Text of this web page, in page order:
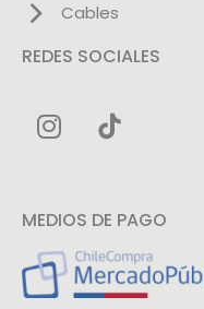
Cables
REDES SOCIALES
MEDIOS DE PAGO